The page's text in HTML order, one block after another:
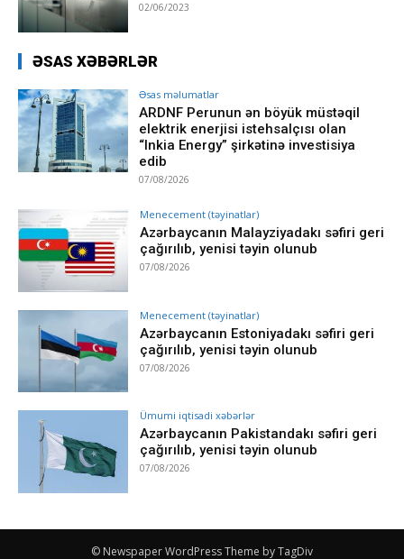
02/06/2023
ƏSAS XƏBƏRLƏR
Əsas məlumatlar
ARDNF Perunun ən böyük müstəqil
elektrik enerjisi istehsalçısı olan
“Inkia Energy” şirkətinə investisiya
edib
07/08/2026
Menecement (təyinatlar)
Azərbaycanın Malayziyadakı səfiri geri
çağırılıb, yenisi təyin olunub
07/08/2026
Menecement (təyinatlar)
Azərbaycanın Estoniyadakı səfiri geri
çağırılıb, yenisi təyin olunub
07/08/2026
Ümumi iqtisadi xəbərlər
Azərbaycanın Pakistandakı səfiri geri
çağırılıb, yenisi təyin olunub
07/08/2026
© Newspaper WordPress Theme by TagDiv